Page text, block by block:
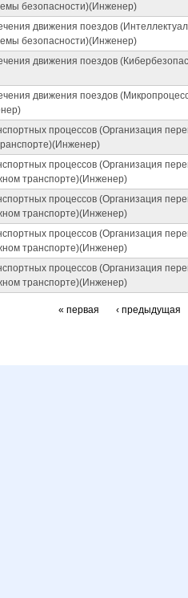
безопасности)(Инженер)
движения поездов
безопасности)(Инженер)
движения поездов
движения поездов
процессов (Организация
процессов (Организация
транспорте)(Инженер)
процессов (Организация
транспорте)(Инженер)
процессов (Организация
транспорте)(Инженер)
процессов (Организация
транспорте)(Инженер)
« первая ‹ предыдущая